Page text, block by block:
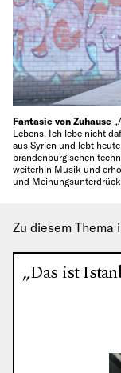
Fantasie von Zuhause
Lebens. Ich lebe nicht
aus Syrien und lebt
brandenburgischen
weiterhin Musik und
und
Zu diesem Thema
„Das ist